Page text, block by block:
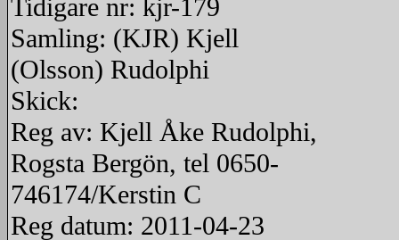
Tidigare nr: kjr-179
Samling: (KJR) Kjell
(Olsson) Rudolphi
Skick:
Reg av: Kjell Åke Rudolphi,
Rogsta Bergön, tel 0650-
746174/Kerstin C
Reg datum: 2011-04-23